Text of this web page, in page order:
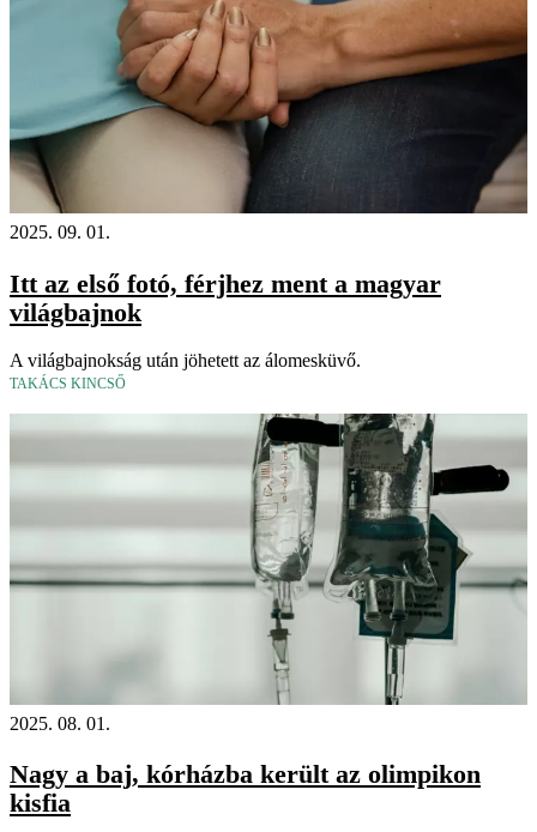
2025. 09. 01.
Itt az első fotó, férjhez ment a magyar
világbajnok
A világbajnokság után jöhetett az álomesküvő.
TAKÁCS KINCSŐ
2025. 08. 01.
Nagy a baj, kórházba került az olimpikon
kisfia